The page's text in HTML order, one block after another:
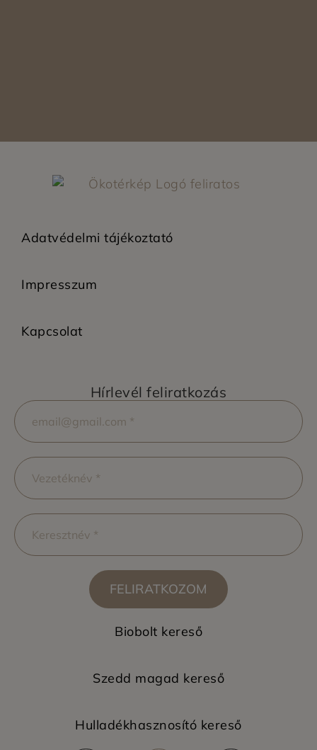
Adatvédelmi tájékoztató
Impresszum
Kapcsolat
Hírlevél feliratkozás
FELIRATKOZOM
Biobolt kereső
Szedd magad kereső
Hulladékhasznosító kereső